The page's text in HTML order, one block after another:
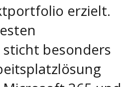
erzielt.
besonders